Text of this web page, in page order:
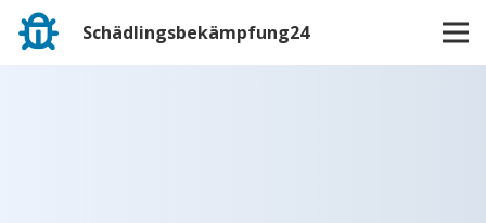
Schädlingsbekämpfung24